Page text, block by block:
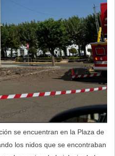
se encuentran en la Plaza de
los nidos que se encontraban